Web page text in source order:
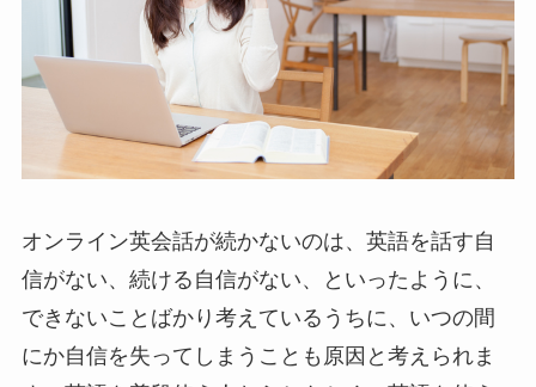
オンライン英会話が続かないのは、英語を話す自
信がない、続ける自信がない、といったように、
できないことばかり考えているうちに、いつの間
にか自信を失ってしまうことも原因と考えられま